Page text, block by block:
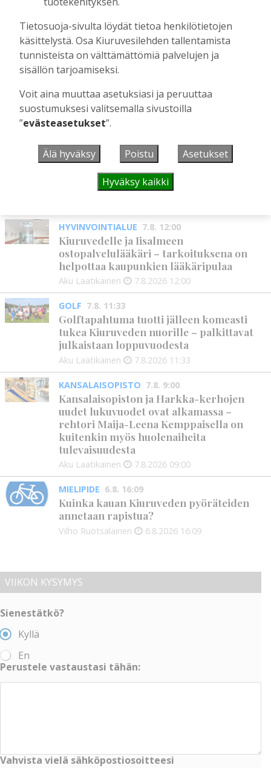
Mikko Remes täyttää 50 vuotta – vaikka
villitystäkin on havaittavissa, sanoo
syntymäpäiväsankari oppineensa myös
hölläämään vauhtia
Tilaajille
Aku Laatikainen 5.8.2026
MIELIPIDE 7.8. 12:26
Terveisiä eduskuntaan
HYVINVOINTIALUE 7.8. 12:00
Kiuruvedelle ja Iisalmeen
ostopalvelulääkäri – tarkoituksena on
helpottaa kaupunkien lääkäripulaa
Aku Laatikainen 7.8.2026 12:00
GOLF 7.8. 11:33
Golftapahtuma tuotti jälleen komeasti
tukea Kiuruveden nuorille – palkittavat
julkaistaan loppuvuodesta
Aku Laatikainen 7.8.2026 11:33
KANSALAISOPISTO 7.8. 9:00
Kansalaisopiston ja Harkka-kerhojen
uudet lukuvuodet ovat alkamassa –
rehtori Maija-Leena Kemppaisella on
kuitenkin myös huolenaiheita
tulevaisuudesta
Aku Laatikainen 7.8.2026 09:00
MIELIPIDE 6.8. 16:09
Kuinka kauan Kiuruveden pyöräteiden
annetaan rapistua?
Vilho Ruotsalainen 6.8.2026 16:09
VIIKON KYSYMYS
Sienestätkö?
Kyllä
En
Perustele vastaustasi tähän:
Vahvista vielä sähköpostiosoitteesi
Tietosuoja-sivulta löydät tietoa henkilötietojen
käsittelystä. Osa Kiuruvesilehden tallentamista
tunnisteista on välttämättömiä palvelujen ja
sisällön tarjoamiseksi.
Voit aina muuttaa asetuksiasi ja peruuttaa
suostumuksesi valitsemalla sivustoilla
”evästeasetukset”.
Älä hyväksy Poistu Asetukset
Hyväksy kaikki